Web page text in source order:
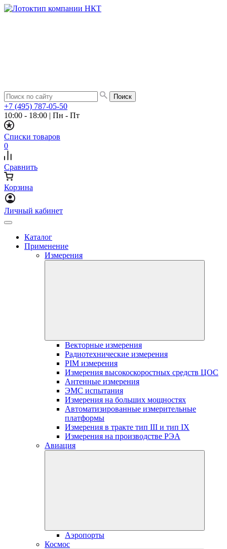
+7 (495) 787-05-50
10:00 - 18:00 | Пн - Пт
Списки товаров
0
Сравнить
Корзина
Личный кабинет
Каталог
Применение
Измерения
Векторные измерения
Радиотехнические измерения
PIM измерения
Измерения высокоскоростных средств ЦОС
Антенные измерения
ЭМС испытания
Измерения на больших мощностях
Автоматизированные измерительные
платформы
Измерения в тракте тип III и тип IX
Измерения на производстве РЭА
Авиация
Аэропорты
Космос